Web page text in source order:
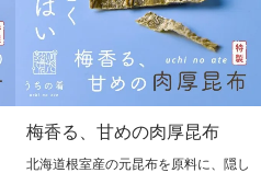
梅香る、甘めの肉厚昆布
北海道根室産の元昆布を原料に、隠し